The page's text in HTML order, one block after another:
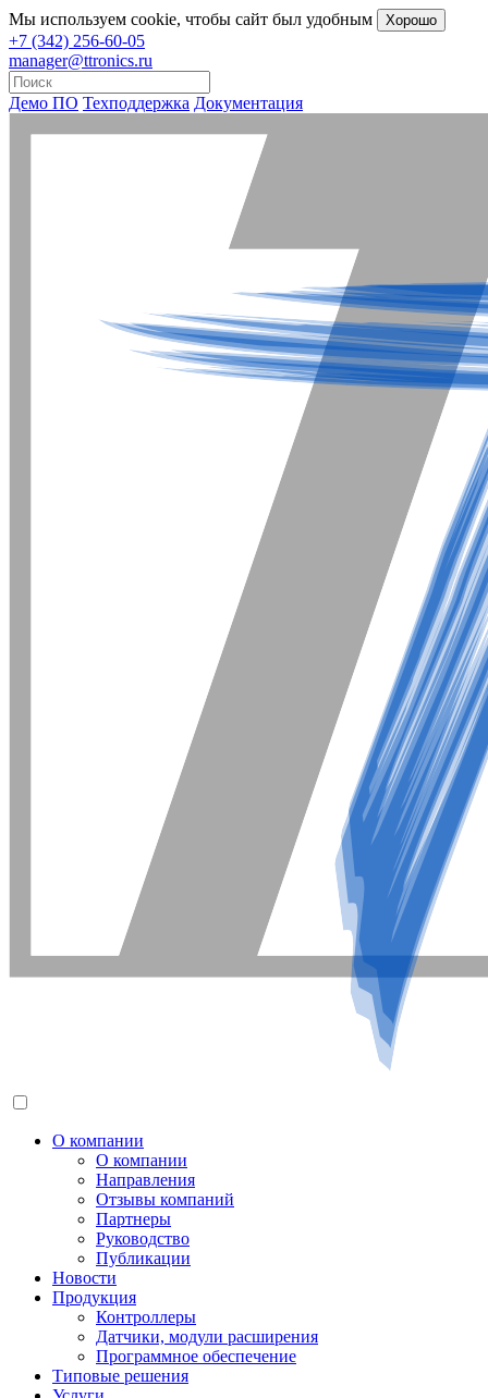
Мы используем cookie, чтобы сайт был удобным Хорошо
+7 (342) 256-60-05
manager@ttronics.ru
Демо ПО Техподдержка Документация
О компании
О компании
Направления
Отзывы компаний
Партнеры
Руководство
Публикации
Новости
Продукция
Контроллеры
Датчики, модули расширения
Программное обеспечение
Типовые решения